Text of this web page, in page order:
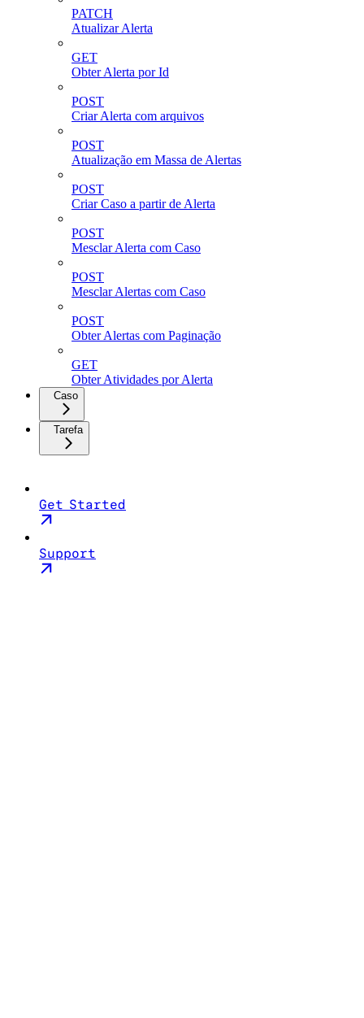
PATCH
Atualizar Alerta
GET
Obter Alerta por Id
POST
Criar Alerta com arquivos
POST
Atualização em Massa de Alertas
POST
Criar Caso a partir de Alerta
POST
Mesclar Alerta com Caso
POST
Mesclar Alertas com Caso
POST
Obter Alertas com Paginação
GET
Obter Atividades por Alerta
Caso
Tarefa
Get Started
Support